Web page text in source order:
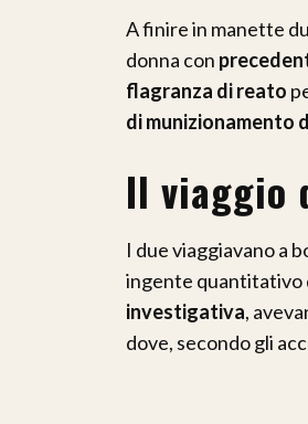
A finire in manette
donna con
flagranza di reato
di munizionamento
Il viaggio
I due viaggiavano a
ingente quantitativo
investigativa,
dove, secondo gli